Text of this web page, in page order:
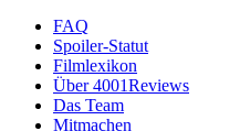
FAQ
Spoiler-Statut
Filmlexikon
Über 4001Reviews
Das Team
Mitmachen